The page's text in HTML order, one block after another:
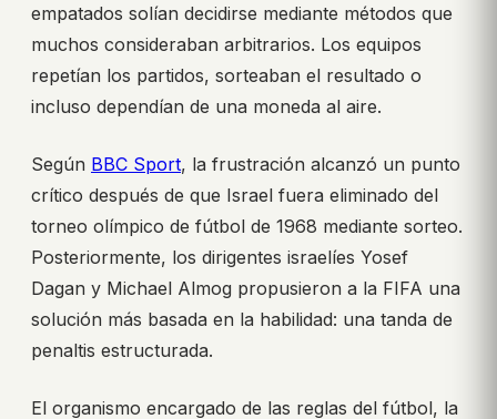
empatados solían decidirse mediante métodos que
muchos consideraban arbitrarios. Los equipos
repetían los partidos, sorteaban el resultado o
incluso dependían de una moneda al aire.
Según BBC Sport, la frustración alcanzó un punto
crítico después de que Israel fuera eliminado del
torneo olímpico de fútbol de 1968 mediante sorteo.
Posteriormente, los dirigentes israelíes Yosef
Dagan y Michael Almog propusieron a la FIFA una
solución más basada en la habilidad: una tanda de
penaltis estructurada.
El organismo encargado de las reglas del fútbol, la